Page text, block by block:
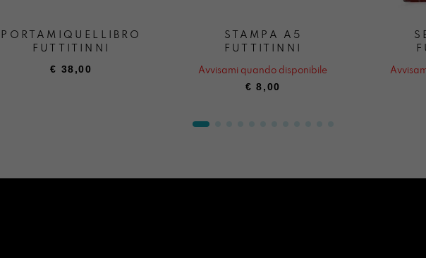
PORTAMIQUELLIBRO
FUTTITINNI
€ 38,00
STAMPA A5
FUTTITINNI
Avvisami quando disponibile
€ 8,00